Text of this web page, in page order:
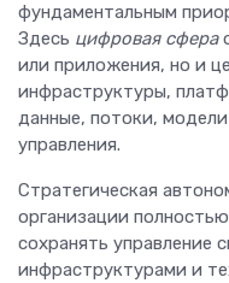
фундаментальным
Здесь цифровая сфера
или приложения, но и
инфраструктуры,
данные, потоки,
управления.
Стратегическая
организации
сохранять управление
инфраструктурами и